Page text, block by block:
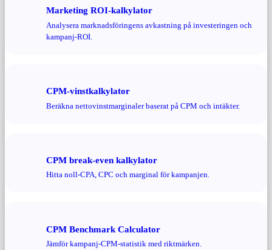
Marketing ROI-kalkylator
Analysera marknadsföringens avkastning på investeringen och
kampanj-ROI.
CPM-vinstkalkylator
Beräkna nettovinstmarginaler baserat på CPM och intäkter.
CPM break-even kalkylator
Hitta noll-CPA, CPC och marginal för kampanjen.
CPM Benchmark Calculator
Jämför kampanj-CPM-statistik med riktmärken.